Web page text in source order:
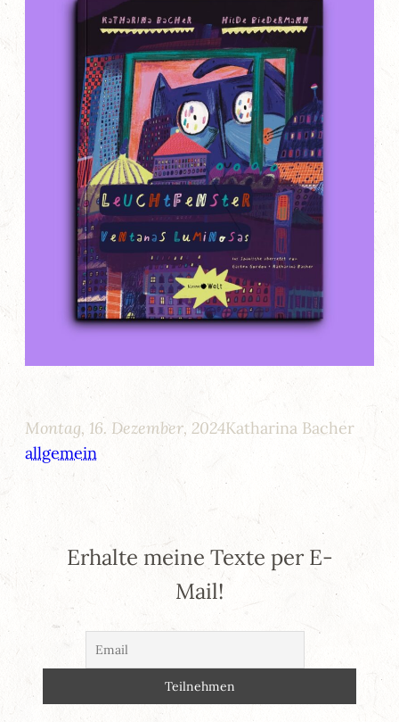
Montag, 16. Dezember, 2024Katharina Bacher
allgemein
Erhalte meine Texte per E-
Mail!